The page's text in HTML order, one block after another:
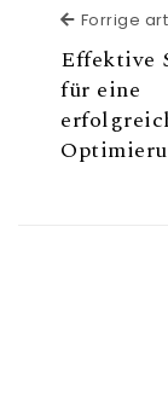
Forrige
Effektive
für eine